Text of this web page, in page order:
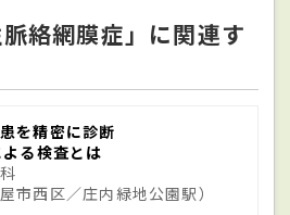
の場合、経過を観察して
復するが、慢性化した
たりする場合には、治療
視力が改善しなかった
ちなみに漿液性とは、
が引き起こされることを
脈絡網膜症」に関連す
を精密に診断
る検査とは
屋市西区／庄内緑地公園駅）